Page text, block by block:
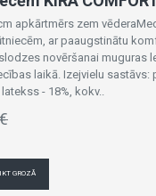
apkārtmērs zem
ar paaugstinātu
novēršanai muguras
laikā. Izejvielu sastāvs:
- 18%, kokv..
GROZĀ